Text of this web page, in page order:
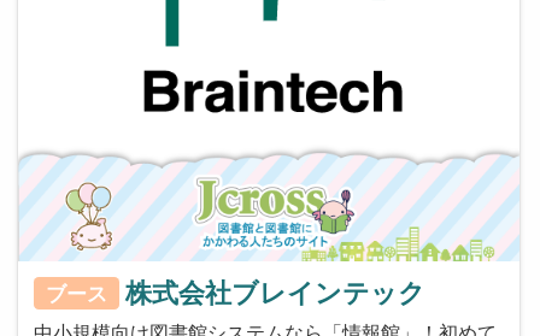
ブース 株式会社ブレインテック